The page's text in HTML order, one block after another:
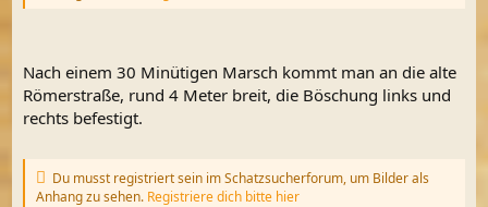
Nach einem 30 Minütigen Marsch kommt man an die alte
Römerstraße, rund 4 Meter breit, die Böschung links und
rechts befestigt.
Du musst registriert sein im Schatzsucherforum, um Bilder als
Anhang zu sehen. Registriere dich bitte hier